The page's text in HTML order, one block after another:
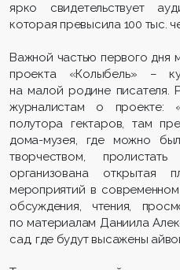
ярко свидетельствует
которая превысила 100 тыс.
Важной частью первого дня
проекта «Колыбель» –
на малой родине писателя.
журналистам о проекте:
полутора гектаров, там
дома-музея, где можно
творчеством,
организована открытая
мероприятий в
обсуждения, чтения,
по материалам Даниила
сад, где будут высажены